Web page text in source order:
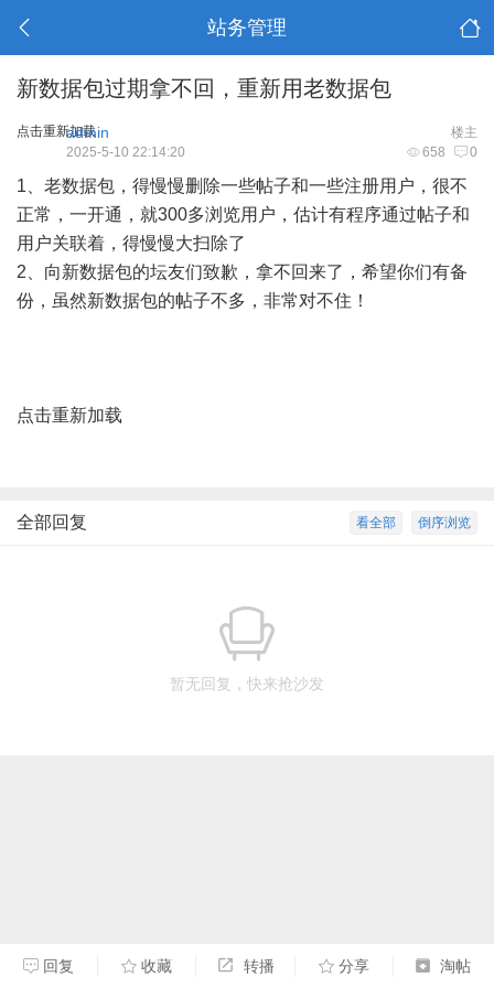
站务管理
新数据包过期拿不回，重新用老数据包
点击重新加载 楼主
admin
658 0
2025-5-10 22:14:20
1、老数据包，得慢慢删除一些帖子和一些注册用户，很不
正常，一开通，就300多浏览用户，估计有程序通过帖子和
用户关联着，得慢慢大扫除了
2、向新数据包的坛友们致歉，拿不回来了，希望你们有备
份，虽然新数据包的帖子不多，非常对不住！
点击重新加载
倒序浏览
看全部
全部回复
暂无回复，快来抢沙发
回复 收藏 转播 分享 淘帖